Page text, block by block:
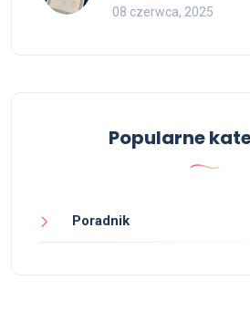
08 czerwca, 2025
Popularne
Poradnik